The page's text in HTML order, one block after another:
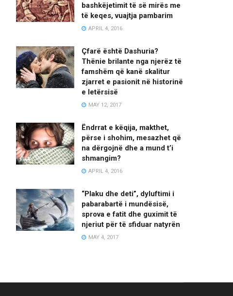
bashkëjetimit të së mirës me
të keqes, vuajtja pambarim
APRIL 4, 2016
Çfarë është Dashuria?
Thënie brilante nga njerëz të
famshëm që kanë skalitur
zjarret e pasionit në historinë
e letërsisë
MAY 12, 2017
Ëndrrat e këqija, makthet,
përse i shohim, mesazhet që
na dërgojnë dhe a mund t’i
shmangim?
APRIL 4, 2016
“Plaku dhe deti”, dyluftimi i
pabarabartë i mundësisë,
sprova e fatit dhe guximit të
njeriut për të sfiduar natyrën
MAY 4, 2017